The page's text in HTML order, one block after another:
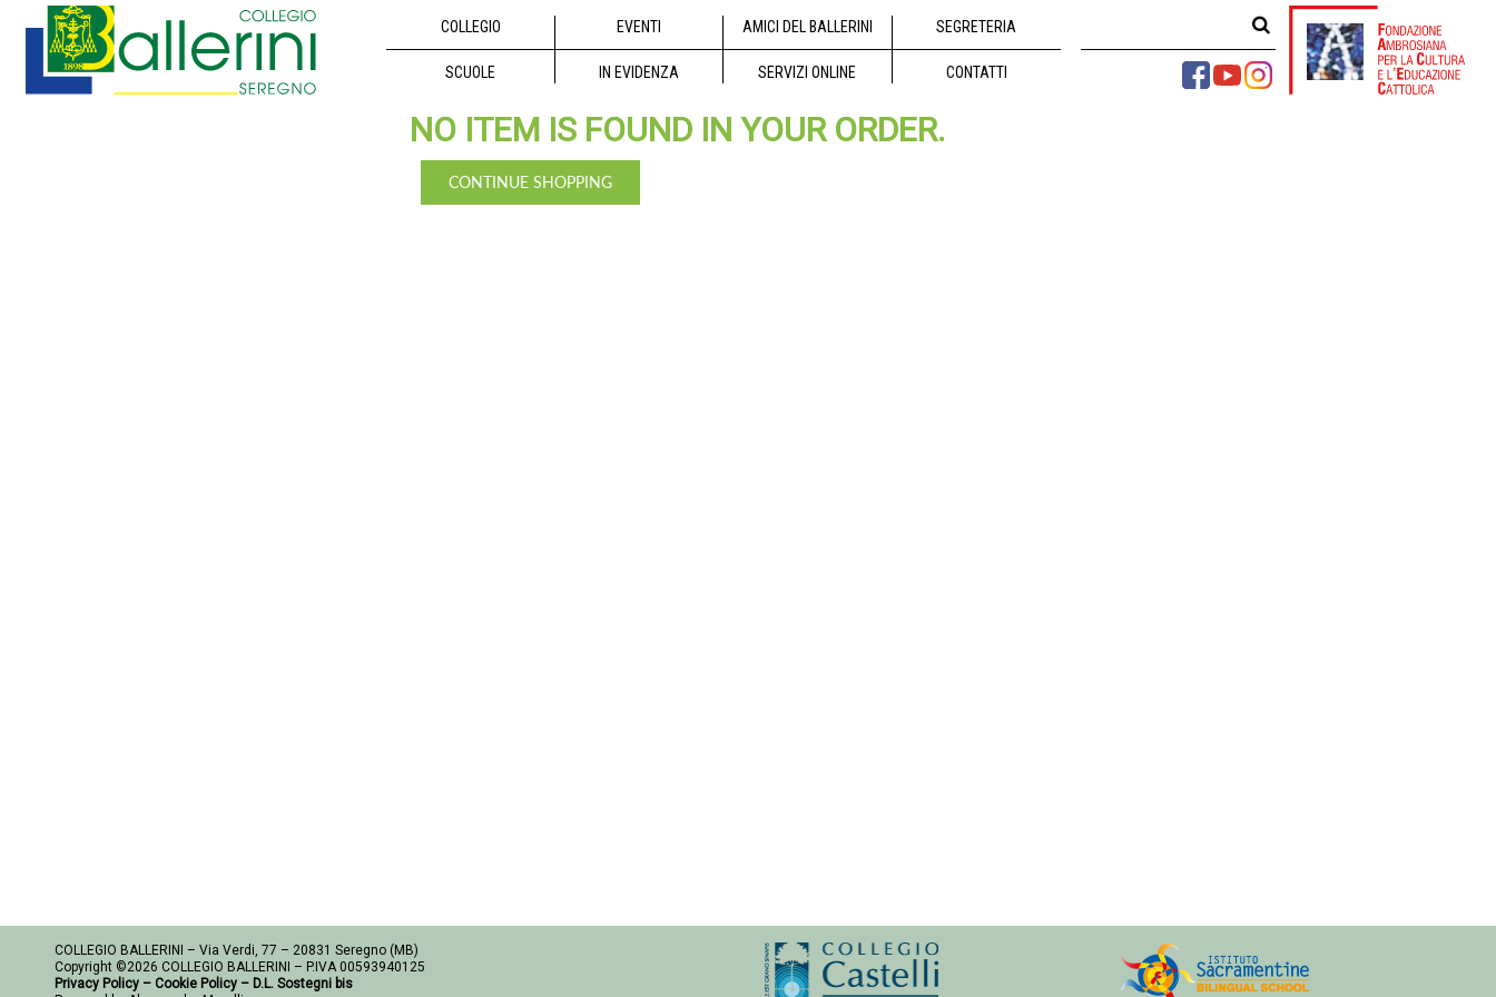
COLLEGIO EVENTI AMICI DEL BALLERINI SEGRETERIA
SCUOLE IN EVIDENZA SERVIZI ONLINE CONTATTI
NO ITEM IS FOUND IN YOUR ORDER.
CONTINUE SHOPPING
COLLEGIO BALLERINI – Via Verdi, 77 – 20831 Seregno (MB)
Copyright ©2026 COLLEGIO BALLERINI – P.IVA 00593940125
Privacy Policy– Cookie Policy– D.L. Sostegni bis